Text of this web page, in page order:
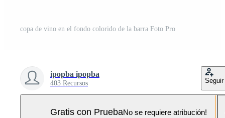
copa de vino en el fondo colorido de la barra Foto Pro
ipopba ipopba
403 Recursos Seguir
Gratis con PruebaNo se requiere atribución!